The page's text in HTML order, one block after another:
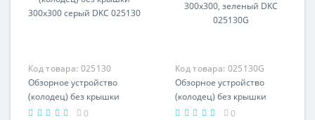
Код товара: 025130
Обзорное устройство
(колодец) без крышки
300x300 серый DKC
0
Код товара: 025130G
Обзорное устройство
(колодец) без крышки
300x300, зеленый DKC
0